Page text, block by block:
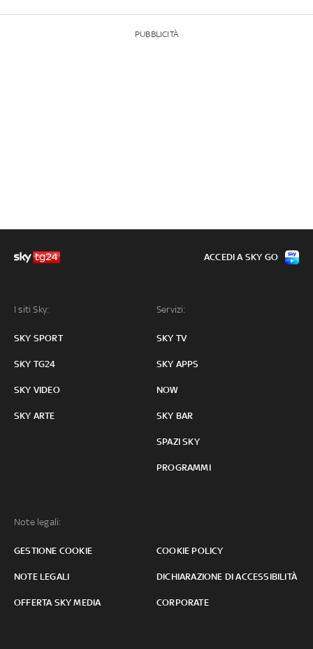
PUBBLICITÀ
I siti Sky:
SKY SPORT
SKY TG24
SKY VIDEO
SKY ARTE
Servizi:
SKY TV
SKY APPS
NOW
SKY BAR
SPAZI SKY
PROGRAMMI
Note legali:
GESTIONE COOKIE COOKIE POLICY
NOTE LEGALI DICHIARAZIONE DI ACCESSIBILITÀ
OFFERTA SKY MEDIA CORPORATE
ACCEDI A SKY GO